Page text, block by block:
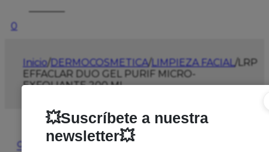
0
Inicio/DERMOCOSMETICA/LIMPIEZA FACIAL/LRP
EFFACLAR DUO GEL PURIF MICRO-
EXFOLIANTE 200 ML
🔍